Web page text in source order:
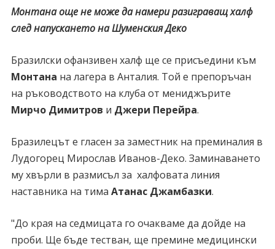
Монтана още не може да намери разиграващ халф
след напускането на Шуменския Деко
Бразилски офанзивен халф ще се присъедини към
Монтана на лагера в Анталия. Той е препоръчан
на ръководството на клуба от мениджърите
Мирчо Димитров и Джери Перейра.
Бразилецът е гласен за заместник на преминалия в
Лудогорец Мирослав Иванов-Деко. Заминаването
му хвърли в размисъл за халфовата линия
наставника на тима Атанас Джамбазки.
"До края на седмицата го очакваме да дойде на
проби. Ще бъде тестван, ще премине медицински